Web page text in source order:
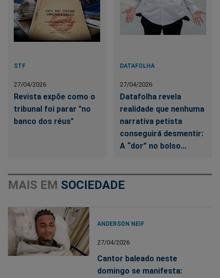
STF
27/04/2026
Revista expõe como o
tribunal foi parar "no
banco dos réus"
DATAFOLHA
27/04/2026
Datafolha revela
realidade que nenhuma
narrativa petista
conseguirá desmentir:
A “dor” no bolso...
MAIS EM SOCIEDADE
ANDERSON NEIF
27/04/2026
Cantor baleado neste
domingo se manifesta: